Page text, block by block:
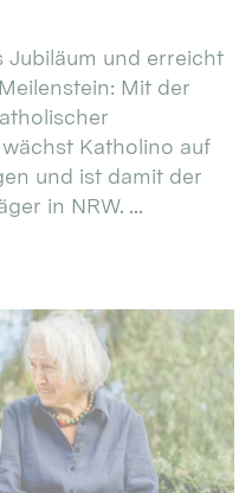
Jubiläum und erreicht
Mit der
Katholino auf
und ist damit der
in NRW. ...